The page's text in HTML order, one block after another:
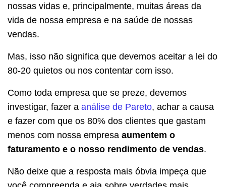
nossas vidas e, principalmente, muitas áreas da
vida de nossa empresa e na saúde de nossas
vendas.
Mas, isso não significa que devemos aceitar a lei do
80-20 quietos ou nos contentar com isso.
Como toda empresa que se preze, devemos
investigar, fazer a análise de Pareto, achar a causa
e fazer com que os 80% dos clientes que gastam
menos com nossa empresa aumentem o
faturamento e o nosso rendimento de vendas.
Não deixe que a resposta mais óbvia impeça que